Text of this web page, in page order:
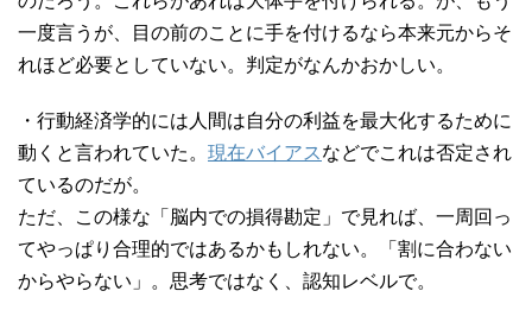
一度言うが、目の前のことに手を付けるなら本来元からそ
れほど必要としていない。判定がなんかおかしい。
・行動経済学的には人間は自分の利益を最大化するために
動くと言われていた。 現在バイアスなどでこれは否定され
ているのだが。
ただ、この様な「脳内での損得勘定」で見れば、一周回っ
てやっぱり合理的ではあるかもしれない。「割に合わない
からやらない」。思考ではなく、認知レベルで。